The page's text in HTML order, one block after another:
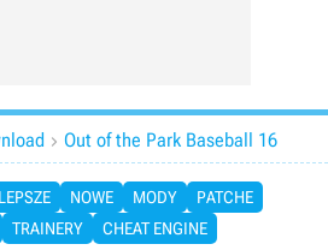
 Out of the Park Baseball 16
NOWE MODY
PATCHE
TRAINERY CHEAT ENGINE